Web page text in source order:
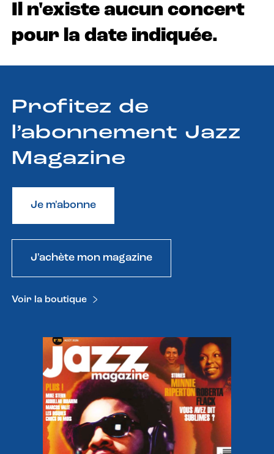
Il n'existe aucun concert
pour la date indiquée.
Profitez de
l’abonnement Jazz
Magazine
Je m'abonne
J'achète mon magazine
Voir la boutique